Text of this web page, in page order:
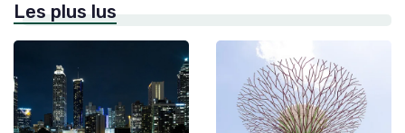
Les plus lus